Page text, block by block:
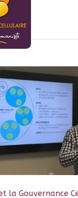
la Gouvernance